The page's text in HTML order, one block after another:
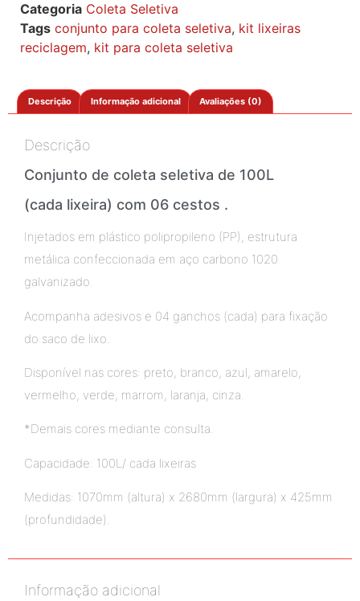
Categoria Coleta Seletiva
Tags conjunto para coleta seletiva, kit lixeiras
reciclagem, kit para coleta seletiva
Descrição Informação adicional Avaliações (0)
Descrição
Conjunto de coleta seletiva de 100L
(cada lixeira) com 06 cestos .
Injetados em plástico polipropileno (PP), estrutura
metálica confeccionada em aço carbono 1020
galvanizado.
Acompanha adesivos e 04 ganchos (cada) para fixação
do saco de lixo.
Disponível nas cores: preto, branco, azul, amarelo,
vermelho, verde, marrom, laranja, cinza.
*Demais cores mediante consulta.
Capacidade: 100L/ cada lixeiras
Medidas: 1070mm (altura) x 2680mm (largura) x 425mm
(profundidade).
Informação adicional